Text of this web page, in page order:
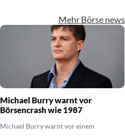
Mehr Börse news
Michael Burry warnt vor
Börsencrash wie 1987
Michael Burry warnt vor einem